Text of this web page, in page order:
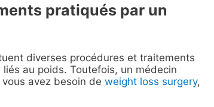
pratiqués par un
diverses procédures et traitements
au poids. Toutefois, un médecin
avez besoin de weight loss surgery,